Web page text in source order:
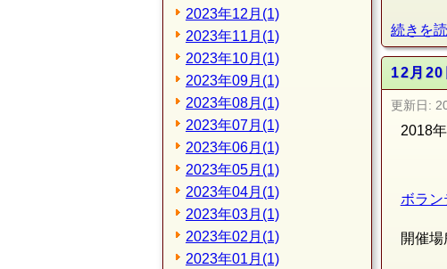
2023年12月(1)
2023年11月(1)
2023年10月(1)
2023年09月(1)
2023年08月(1)
2023年07月(1)
2023年06月(1)
2023年05月(1)
2023年04月(1)
2023年03月(1)
2023年02月(1)
2023年01月(1)
続きを
12月20
更新日:
2018
ボラン
開催